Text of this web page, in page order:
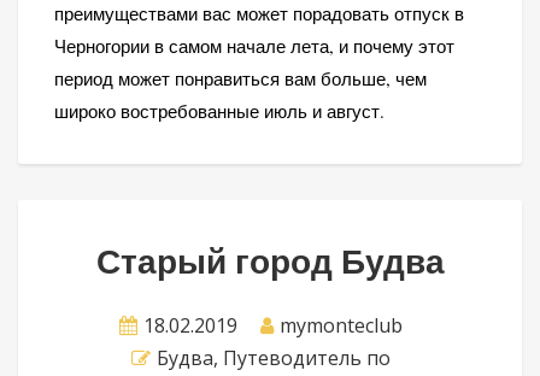
преимуществами вас может порадовать отпуск в
Черногории в самом начале лета, и почему этот
период может понравиться вам больше, чем
широко востребованные июль и август.
Старый город Будва
18.02.2019
mymonteclub
Будва, Путеводитель по